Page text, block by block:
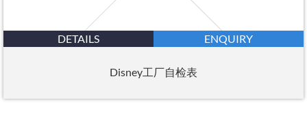
DETAILS ENQUIRY
Disney工厂自检表